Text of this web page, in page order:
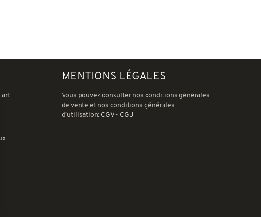
art
MENTIONS LÉGALES
Vous pouvez consulter nos conditions générales
de vente et nos conditions générales
d'utilisation: CGV- CGU